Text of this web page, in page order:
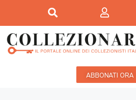
ABBONATI ORA